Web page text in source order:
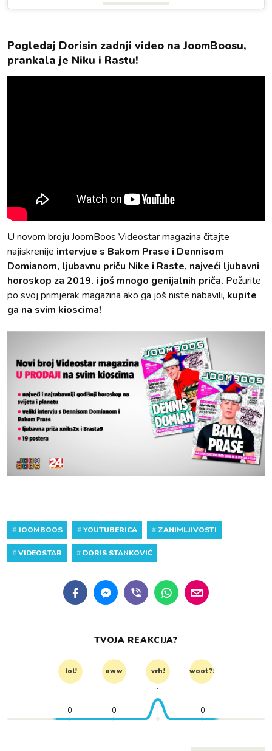
Pogledaj Dorisin zadnji video na JoomBoosu,
prankala je Niku i Rastu!
U novom broju JoomBoos Videostar magazina čitajte
najiskrenije intervjue s Bakom Prase i Dennisom
Domianom, ljubavnu priču Nike i Raste, najveći ljubavni
horoskop za 2019. i još mnogo genijalnih priča. Požurite
po svoj primjerak magazina ako ga još niste nabavili, kupite
ga na svim kioscima!
#JOOMBOOS #YOUTUBERICA # ZANIMLJIVOSTI
#VIDEOSTAR # DORIS STANKOVIĆ
TVOJA REAKCIJA?
lol! aww vrh! woot?!
0 0
1
0